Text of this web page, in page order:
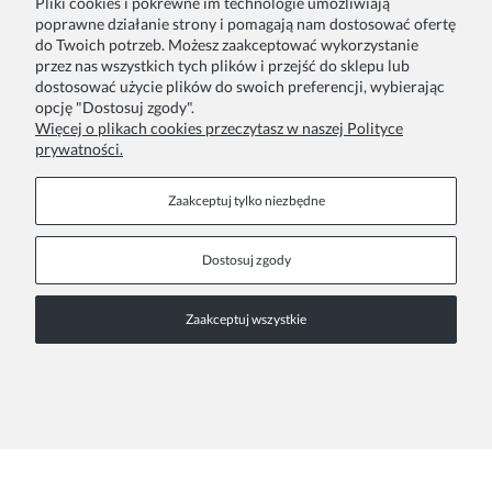
Zamówienie
Twoje zamówienia
Zwroty i reklamacje
Formy płatności
Czas i koszty dostawy
Inne
Blog
Zainspiruj się
Kontakt
Pn. - Pt. 9:00 - 15:00
poprawne działanie strony i pomagają nam dostosować ofertę
do Twoich potrzeb. Możesz zaakceptować wykorzystanie
przez nas wszystkich tych plików i przejść do sklepu lub
dostosować użycie plików do swoich preferencji, wybierając
opcję "Dostosuj zgody".
Więcej o plikach cookies przeczytasz w naszej Polityce
prywatności.
Zaakceptuj tylko niezbędne
Dostosuj zgody
Zaakceptuj wszystkie